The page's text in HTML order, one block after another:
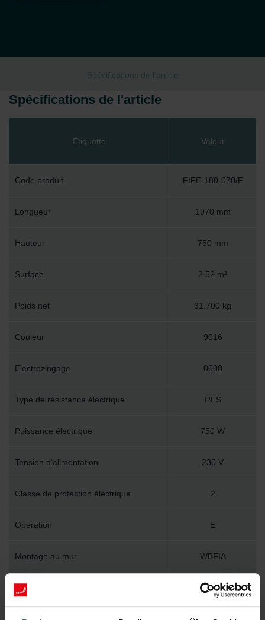
Spécifications de l'article
Spécifications de l'article
Étiquette Valeur
Code produit FIFE-180-070/F
Longueur 1970 mm
Hauteur 750 mm
Surface 2.52 m²
Poids net 31.700 kg
Couleur 9016
Electrozingage 0000
Type de résistance électrique RFS
Puissance électrique 750 W
Tension d'alimentation 230 V
Classe de protection électrique 2
Opération E
Montage au mur WBFIA
Longueur technique 700 mm